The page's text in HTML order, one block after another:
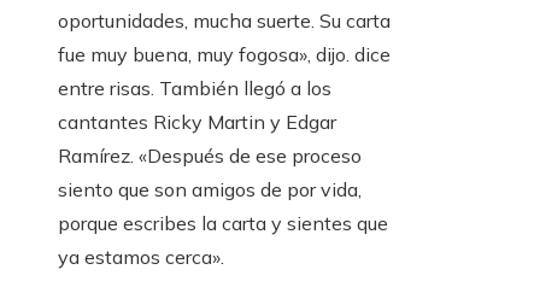
oportunidades, mucha suerte. Su carta
fue muy buena, muy fogosa», dijo. dice
entre risas. También llegó a los
cantantes Ricky Martin y Edgar
Ramírez. «Después de ese proceso
siento que son amigos de por vida,
porque escribes la carta y sientes que
ya estamos cerca».